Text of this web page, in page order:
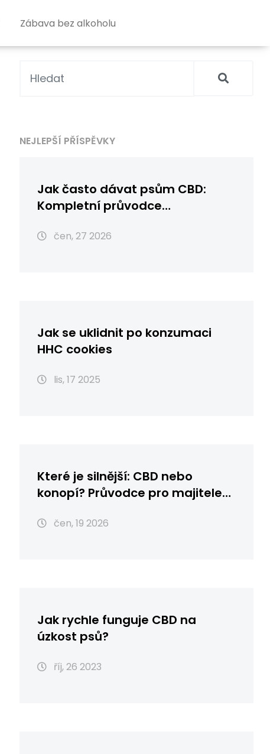
Zábava bez alkoholu
NEJLEPŠÍ PŘÍSPĚVKY
Jak často dávat psům CBD:
Kompletní průvodce
čen, 27 2026
Jak se uklidnit po konzumaci
HHC cookies
lis, 17 2025
Které je silnější: CBD nebo
konopí? Průvodce pro majitele
čen, 19 2026
Jak rychle funguje CBD na
úzkost psů?
říj, 26 2023